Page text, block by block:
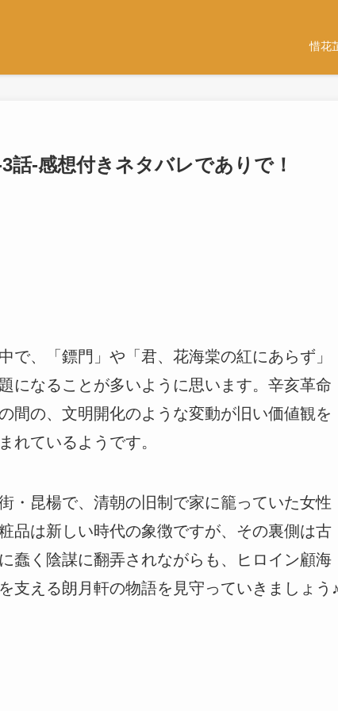
惜花
話-感想付きネタバレでありで！
で、「鏢門」や「君、花海棠の紅にあらず」
になることが多いように思います。辛亥革命
間の、文明開化のような変動が旧い価値観を
れているようです。
・昆楊で、清朝の旧制で家に籠っていた女性
品は新しい時代の象徴ですが、その裏側は古
蠢く陰謀に翻弄されながらも、ヒロイン顧海
支える朗月軒の物語を見守っていきましょう